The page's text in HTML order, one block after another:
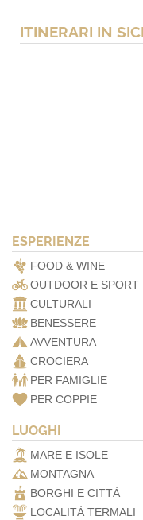
ITINERARI IN
ESPERIENZE
FOOD & WINE
OUTDOOR E SPORT
CULTURALI
BENESSERE
AVVENTURA
CROCIERA
PER FAMIGLIE
PER COPPIE
LUOGHI
MARE E ISOLE
MONTAGNA
BORGHI E CITTÀ
LOCALITÀ TERMALI